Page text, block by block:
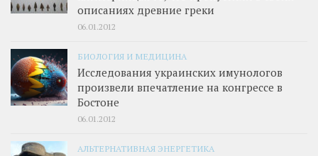
описаниях древние греки
06.01.2012
БИОЛОГИЯ И МЕДИЦИНА
Исследования украинских имунологов
произвели впечатление на конгрессе в
Бостоне
06.01.2012
АЛЬТЕРНАТИВНАЯ ЭНЕРГЕТИКА